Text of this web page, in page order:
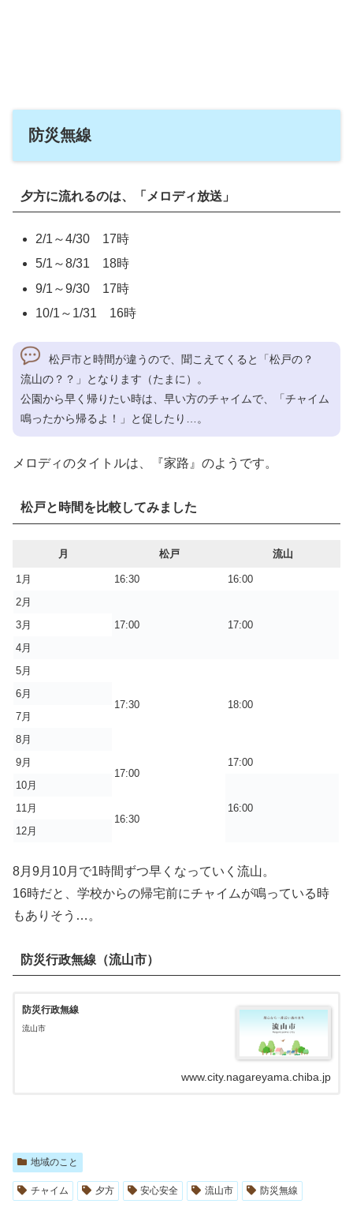
防災無線
夕方に流れるのは、「メロディ放送」
2/1～4/30 17時
5/1～8/31 18時
9/1～9/30 17時
10/1～1/31 16時
松戸市と時間が違うので、聞こえてくると「松戸の？
流山の？？」となります（たまに）。
公園から早く帰りたい時は、早い方のチャイムで、「チャイム
鳴ったから帰るよ！」と促したり…。
メロディのタイトルは、『家路』のようです。
松戸と時間を比較してみました
月 松戸 流山
1月 16:30
16:00
2月
17:00
17:00
3月
4月
5月
17:30 18:00
6月
7月
8月
9月
17:00
17:00
10月
16:00
11月
16:30
12月
8月9月10月で1時間ずつ早くなっていく流山。
16時だと、学校からの帰宅前にチャイムが鳴っている時
もありそう…。
防災行政無線（流山市）
防災行政無線
流山市
www.city.nagareyama.chiba.jp
地域のこと
チャイム 夕方 安心安全 流山市 防災無線